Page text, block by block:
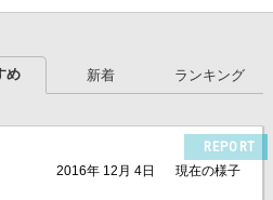
め 新着 ランキング
REPORT
2016年 12月 4日
現在の様子